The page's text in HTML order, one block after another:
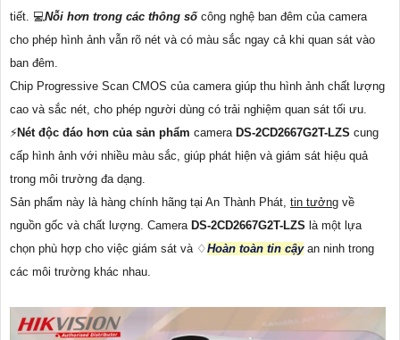
tiết. 💻Nỗi hơn trong các thông sốcông nghệ ban đêm của camera
cho phép hình ảnh vẫn rõ nét và có màu sắc ngay cả khi quan sát vào
ban đêm.
Chip Progressive Scan CMOS của camera giúp thu hình ảnh chất lượng
cao và sắc nét, cho phép người dùng có trải nghiệm quan sát tối ưu.
️⚡Nét độc đáo hơn của sản phẩm camera DS-2CD2667G2T-LZS cung
cấp hình ảnh với nhiều màu sắc, giúp phát hiện và giám sát hiệu quả
trong môi trường đa dạng.
Sản phẩm này là hàng chính hãng tại An Thành Phát, tin tưởng về
nguồn gốc và chất lượng. Camera DS-2CD2667G2T-LZS là một lựa
chọn phù hợp cho việc giám sát và ♢Hoàn toàn tin cậyan ninh trong
các môi trường khác nhau.